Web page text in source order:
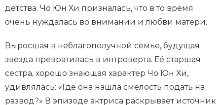
детства. Чо Юн Хи призналась, что в то время
очень нуждалась во внимании и любви матери.
Выросшая в неблагополучной семье, будущая
звезда превратилась в интроверта. Её старшая
сестра, хорошо знающая характер Чо Юн Хи,
удивлялась: «Где она нашла смелость подать на
развод?» В эпизоде актриса раскрывает источник